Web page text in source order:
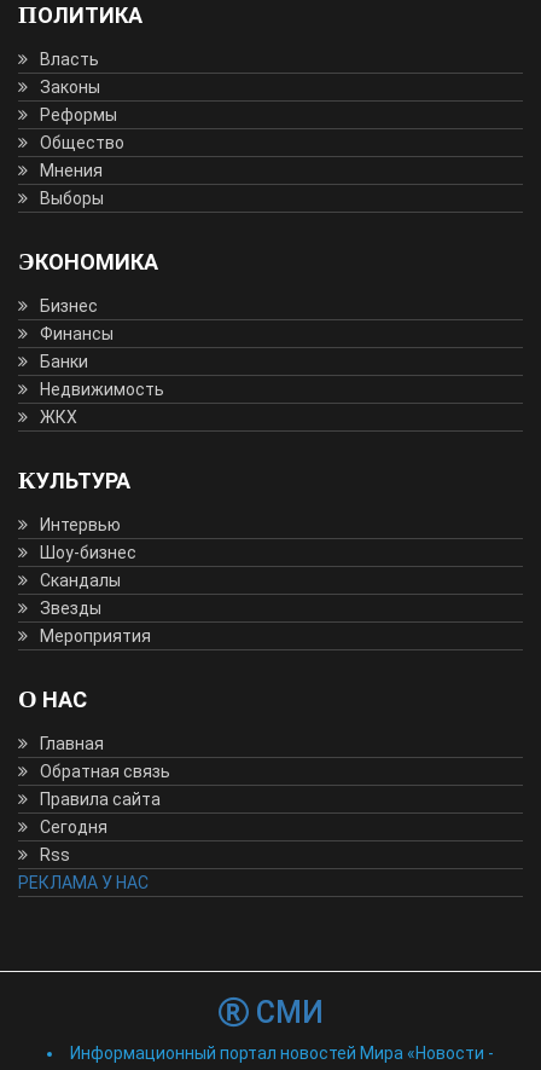
ПОЛИТИКА
Власть
Законы
Реформы
Общество
Мнения
Выборы
ЭКОНОМИКА
Бизнес
Финансы
Банки
Недвижимость
ЖКХ
КУЛЬТУРА
Интервью
Шоу-бизнес
Скандалы
Звезды
Мероприятия
О НАС
Главная
Обратная связь
Правила сайта
Сегодня
Rss
РЕКЛАМА У НАС
СМИ
Информационный портал новостей Мира «Новости -